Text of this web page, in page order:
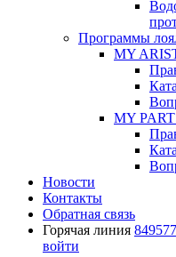
Программы
MY
MY
Новости
Контакты
Обратная связь
Горячая линия
войти